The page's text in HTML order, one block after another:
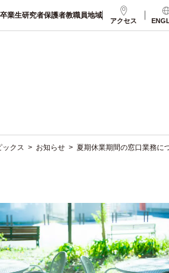
卒業生研究者保護者教職員地域
アクセス
ックス > お知らせ > 夏期休業期間の窓口業務に